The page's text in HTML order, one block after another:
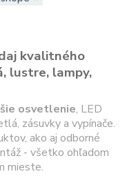
kvalitného
lustre, lampy,
osvetlenie, LED
zásuvky a vypínače.
ako aj odborné
- všetko ohľadom
mieste.